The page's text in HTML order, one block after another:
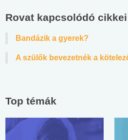
Rovat kapcsolódó cikkei
Bandázik a gyerek?
A szülők bevezetnék a
Top témák